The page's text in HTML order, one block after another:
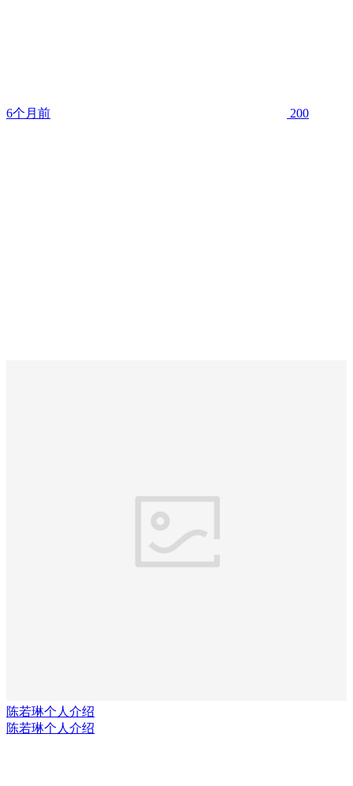
6个月前 200
陈若琳个人介绍
陈若琳个人介绍